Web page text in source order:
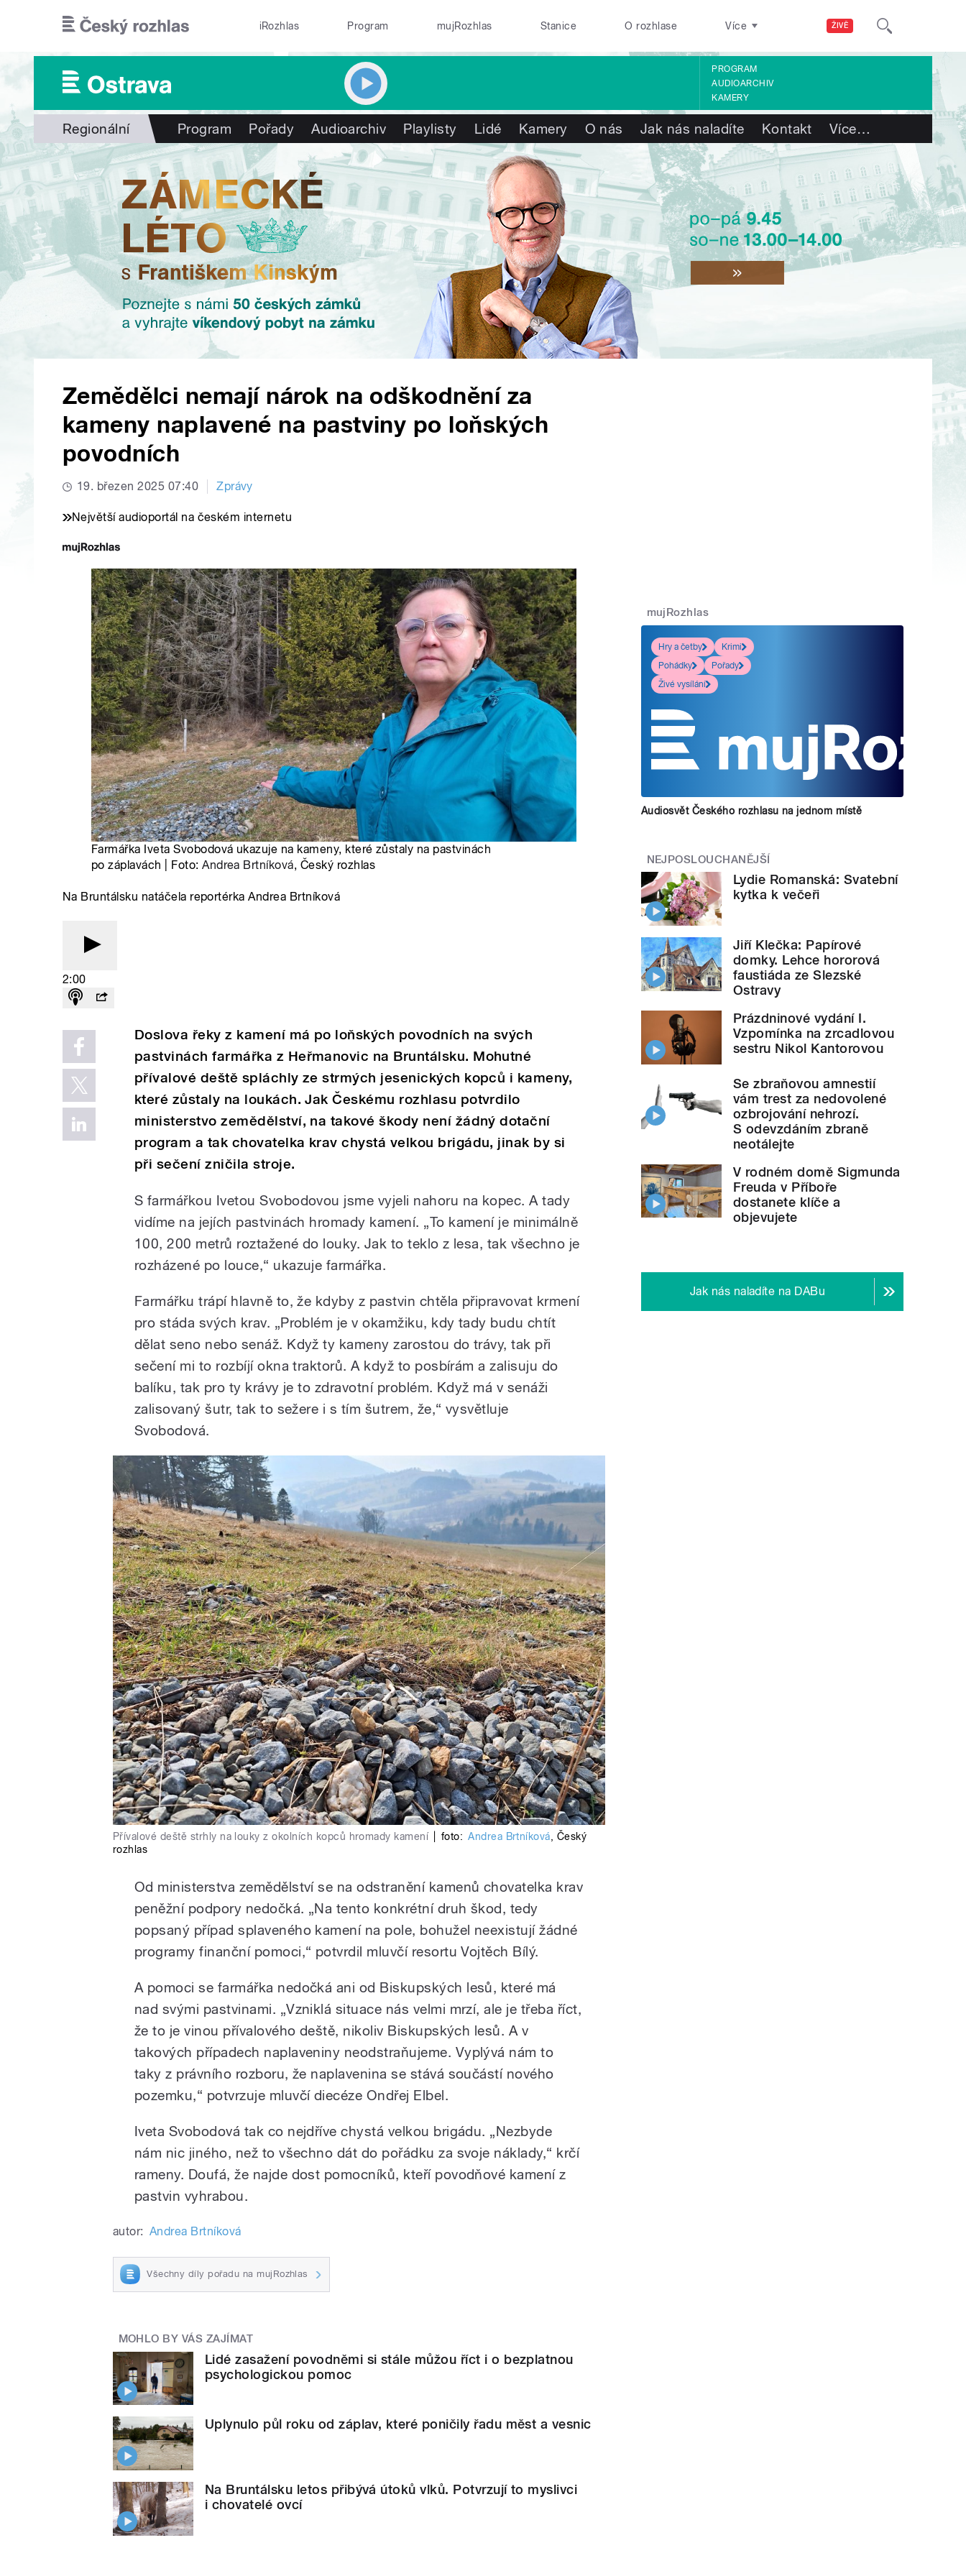
ŽIVĚ
iRozhlas Program mujRozhlas Stanice O rozhlase Více
PROGRAM
AUDIOARCHIV
KAMERY
Regionální Program Pořady Audioarchiv Playlisty Lidé Kamery O nás Jak nás naladíte Kontakt Více…
Zemědělci nemají nárok na odškodnění za
kameny naplavené na pastviny po loňských
povodních
19. březen 2025 07:40 Zprávy
Největší audioportál na českém internetu
Farmářka Iveta Svobodová ukazuje na kameny, které zůstaly na pastvinách
po záplavách | Foto:Andrea Brtníková, Český rozhlas
Na Bruntálsku natáčela reportérka Andrea Brtníková
2:00
Doslova řeky z kamení má po loňských povodních na svých
pastvinách farmářka z Heřmanovic na Bruntálsku. Mohutné
přívalové deště spláchly ze strmých jesenických kopců i kameny,
které zůstaly na loukách. Jak Českému rozhlasu potvrdilo
ministerstvo zemědělství, na takové škody není žádný dotační
program a tak chovatelka krav chystá velkou brigádu, jinak by si
při sečení zničila stroje.
S farmářkou Ivetou Svobodovou jsme vyjeli nahoru na kopec. A tady
vidíme na jejích pastvinách hromady kamení. „To kamení je minimálně
100, 200 metrů roztažené do louky. Jak to teklo z lesa, tak všechno je
rozházené po louce,“ ukazuje farmářka.
Farmářku trápí hlavně to, že kdyby z pastvin chtěla připravovat krmení
pro stáda svých krav. „Problém je v okamžiku, kdy tady budu chtít
dělat seno nebo senáž. Když ty kameny zarostou do trávy, tak při
sečení mi to rozbíjí okna traktorů. A když to posbírám a zalisuju do
balíku, tak pro ty krávy je to zdravotní problém. Když má v senáži
zalisovaný šutr, tak to sežere i s tím šutrem, že,“ vysvětluje
Svobodová.
Přívalové deště strhly na louky z okolních kopců hromady kamení foto: Andrea Brtníková, Český
rozhlas
Od ministerstva zemědělství se na odstranění kamenů chovatelka krav
peněžní podpory nedočká. „Na tento konkrétní druh škod, tedy
popsaný případ splaveného kamení na pole, bohužel neexistují žádné
programy finanční pomoci,“ potvrdil mluvčí resortu Vojtěch Bílý.
A pomoci se farmářka nedočká ani od Biskupských lesů, které má
nad svými pastvinami. „Vzniklá situace nás velmi mrzí, ale je třeba říct,
že to je vinou přívalového deště, nikoliv Biskupských lesů. A v
takových případech naplaveniny neodstraňujeme. Vyplývá nám to
taky z právního rozboru, že naplavenina se stává součástí nového
pozemku,“ potvrzuje mluvčí diecéze Ondřej Elbel.
Iveta Svobodová tak co nejdříve chystá velkou brigádu. „Nezbyde
nám nic jiného, než to všechno dát do pořádku za svoje náklady,“ krčí
rameny. Doufá, že najde dost pomocníků, kteří povodňové kamení z
pastvin vyhrabou.
autor: Andrea Brtníková
Všechny díly pořadu na mujRozhlas
MOHLO BY VÁS ZAJÍMAT
Lidé zasažení povodněmi si stále můžou říct i o bezplatnou
psychologickou pomoc
Uplynulo půl roku od záplav, které poničily řadu měst a vesnic
Na Bruntálsku letos přibývá útoků vlků. Potvrzují to myslivci
i chovatelé ovcí
mujRozhlas
Hry a četby
Krimi
Pohádky
Pořady
Živé vysílání
Audiosvět Českého rozhlasu na jednom místě
NEJPOSLOUCHANĚJŠÍ
Lydie Romanská: Svatební
kytka k večeři
Jiří Klečka: Papírové
domky. Lehce hororová
faustiáda ze Slezské
Ostravy
Prázdninové vydání I.
Vzpomínka na zrcadlovou
sestru Nikol Kantorovou
Se zbraňovou amnestií
vám trest za nedovolené
ozbrojování nehrozí.
S odevzdáním zbraně
neotálejte
V rodném domě Sigmunda
Freuda v Příboře
dostanete klíče a
objevujete
Jak nás naladíte na DABu